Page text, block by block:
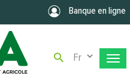
Aller au contenu principalBanque en ligne
Select your